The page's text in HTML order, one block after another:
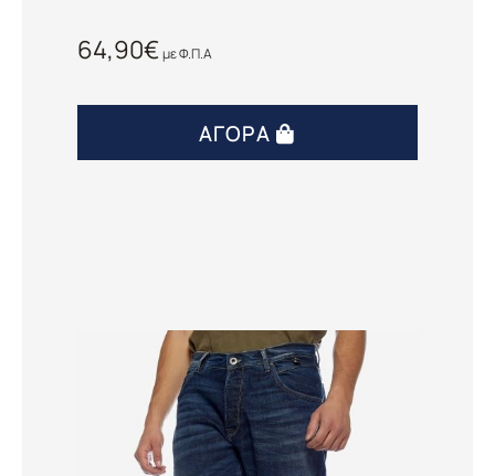
64,90€με Φ.Π.Α
ΑΓΟΡΆ